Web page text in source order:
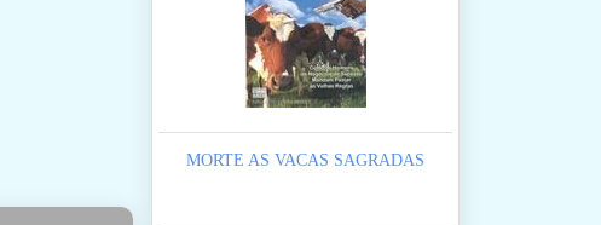
MORTE AS VACAS SAGRADAS